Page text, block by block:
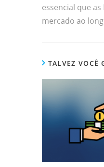
essencial que
mercado ao
TALVEZ VOCÊ